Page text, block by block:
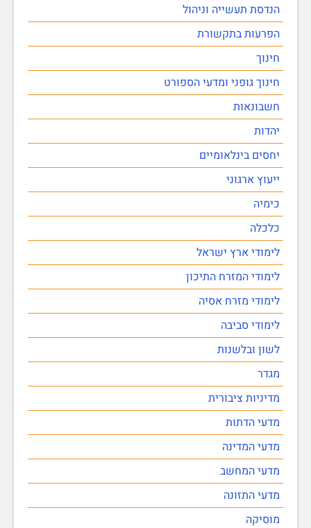
הנדסת תעשייה וניהול
הפרעות בתקשורת
חינוך
חינוך גופני ומדעי הספורט
חשבונאות
יהדות
יחסים בינלאומיים
ייעוץ ארגוני
כימיה
כלכלה
לימודי ארץ ישראל
לימודי המזרח התיכון
לימודי מזרח אסיה
לימודי סביבה
לשון ובלשנות
מגדר
מדיניות ציבורית
מדעי הדתות
מדעי המדינה
מדעי המחשב
מדעי התזונה
מוסיקה